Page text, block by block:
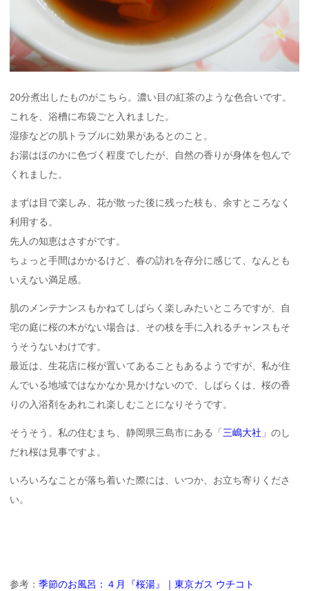
20分煮出したものがこちら。濃い目の紅茶のような色合いです。
これを、浴槽に布袋ごと入れました。
湿疹などの肌トラブルに効果があるとのこと。
お湯はほのかに色づく程度でしたが、自然の香りが身体を包んで
くれました。
まずは目で楽しみ、花が散った後に残った枝も、余すところなく
利用する。
先人の知恵はさすがです。
ちょっと手間はかかるけど、春の訪れを存分に感じて、なんとも
いえない満足感。
肌のメンテナンスもかねてしばらく楽しみたいところですが、自
宅の庭に桜の木がない場合は、その枝を手に入れるチャンスもそ
うそうないわけです。
最近は、生花店に桜が置いてあることもあるようですが、私が住
んでいる地域ではなかなか見かけないので、しばらくは、桜の香
りの入浴剤をあれこれ楽しむことになりそうです。
そうそう。私の住むまち、静岡県三島市にある「 三嶋大社 」のし
だれ桜は見事ですよ。
いろいろなことが落ち着いた際には、いつか、お立ち寄りくださ
い。
参考：季節のお風呂：４月『桜湯』｜東京ガス ウチコト